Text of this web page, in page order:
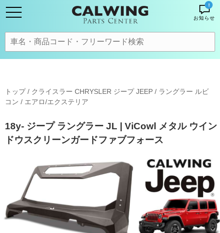
!
お知らせ
トップ/ クライスラー CHRYSLER ジープ JEEP / ラングラー ルビ
コン / エアロ/エクステリア
18y- ジープ ラングラー JL | ViCowl メタル ウイン
ドウスクリーンガードファブフォース